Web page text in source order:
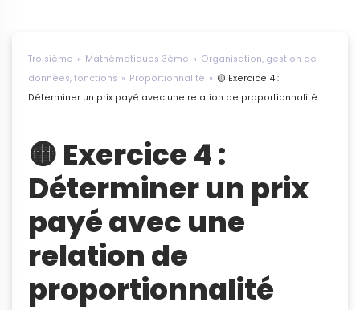
Troisième Mathématiques 3ème
Organisation, gestion de
données, fonctions
Proportionnalité
🟡 Exercice 4 :
Déterminer un prix payé avec une relation de proportionnalité
🟡 Exercice 4 :
Déterminer un prix
payé avec une
relation de
proportionnalité